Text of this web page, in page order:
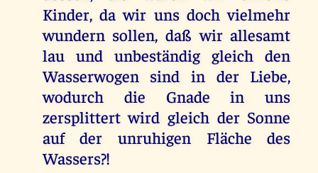
Kinder, da wir uns doch vielmehr
wundern sollen, daß wir allesamt
lau und unbeständig gleich den
Wasserwogen sind in der Liebe,
wodurch die Gnade in uns
zersplittert wird gleich der Sonne
auf der unruhigen Fläche des
Wassers?!